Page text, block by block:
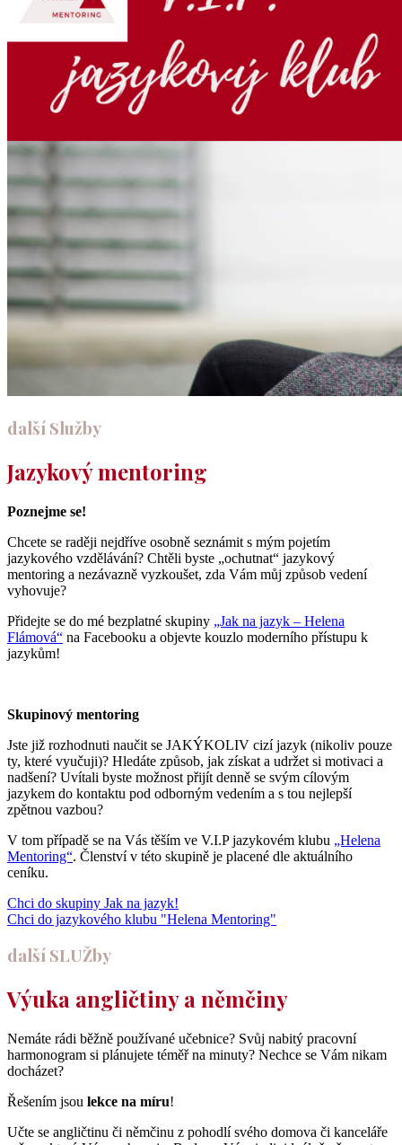
další Služby
Jazykový mentoring
Poznejme se!
Chcete se raději nejdříve osobně seznámit s mým pojetím
jazykového vzdělávání? Chtěli byste „ochutnat“ jazykový
mentoring a nezávazně vyzkoušet, zda Vám můj způsob vedení
vyhovuje?
Přidejte se do mé bezplatné skupiny „Jak na jazyk – Helena
Flámová“ na Facebooku a objevte kouzlo moderního přístupu k
jazykům!
Skupinový mentoring
Jste již rozhodnuti naučit se JAKÝKOLIV cizí jazyk (nikoliv pouze
ty, které vyučuji)? Hledáte způsob, jak získat a udržet si motivaci a
nadšení? Uvítali byste možnost přijít denně se svým cílovým
jazykem do kontaktu pod odborným vedením a s tou nejlepší
zpětnou vazbou?
V tom případě se na Vás těším ve V.I.P jazykovém klubu „Helena
Mentoring“. Členství v této skupině je placené dle aktuálního
ceníku.
Chci do skupiny Jak na jazyk!
Chci do jazykového klubu "Helena Mentoring"
další SLUŽby
Výuka angličtiny a němčiny
Nemáte rádi běžně používané učebnice? Svůj nabitý pracovní
harmonogram si plánujete téměř na minuty? Nechce se Vám nikam
docházet?
Řešením jsou lekce na míru!
Učte se angličtinu či němčinu z pohodlí svého domova či kanceláře